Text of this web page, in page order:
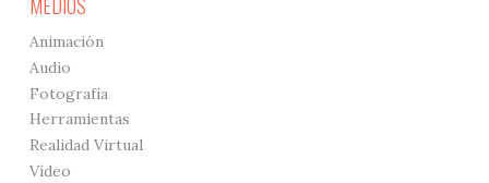
Animación
Audio
Fotografía
Herramientas
Realidad Virtual
Vídeo